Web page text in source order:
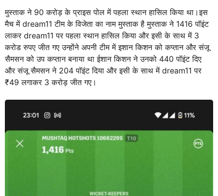
मुस्ताक ने 90 करोड़ के प्राइस पोल में पहला स्थान हासिल किया था।इस
मैच में dream11 टीम के विजेता का नाम मुस्ताक है मुस्ताक ने 1416 पॉइंट
लाकर dream11 पर पहला स्थान हासिल किया और इसी के साथ में 3
करोड रुपए जीत गए उन्होंने अपनी टीम में इशान किशन को कप्तान और संजू
सैमसन को उप कप्तान बनाया था ईशान किशन ने उनको 440 पॉइंट दिए
और संजू सैमसन ने 204 पॉइंट दिया और इसी के साथ में dream11 पर
₹49 लगाकर 3 करोड़ जीत गए।